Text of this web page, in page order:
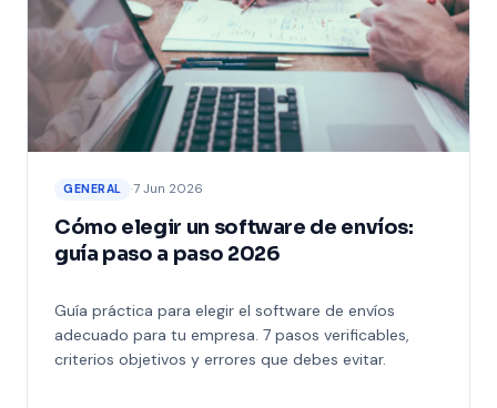
GENERAL ·7 Jun 2026
Cómo elegir un software de envíos:
guía paso a paso 2026
Guía práctica para elegir el software de envíos
adecuado para tu empresa. 7 pasos verificables,
criterios objetivos y errores que debes evitar.